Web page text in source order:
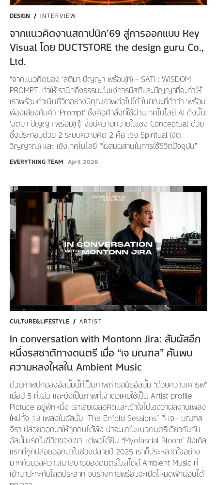
DESIGN / INTERVIEW
จากแนวคิดงานสถาปนิก’69 สู่การออกแบบ Key
Visual โดย DUCTSTORE the design guru Co.,
Ltd.
“จากแนวคิดของ ‘สติมา ปัญญา พร้อม(ท์) – SATI : WISDOM :
PROMPT’ ทำให้เรานึกถึงธรรมะในแง่การมีสติและปัญญาที่จะทำให้
เราพร้อมดำเนินชีวิตอย่างมีคุณภาพต่อไปได้ ในขณะที่คำว่า ‘พร้อม’
พ้องเสียงกับคำ ‘Prompt’ ซึ่งคือคำสั่งที่ใช้ผ่านเทคโนโลยี AI ดังนั้น
‘สติมา ปัญญา พร้อม(ท์)’ จึงมีความหมายในเชิง Conceptual ด้วย
ซึ่งประกอบด้วย 2 ระบบความคิด 2 คือ เชิง Spiritual (จิต
วิญญาณ) และ เชิงเทคโนโลยี ที่ผสมผสานในการใช้ชีวิตปัจจุบัน”
EVERYTHING TEAM April 2026
CULTURE&LIFESTYLE / ARTIST
In conversation with Montonn Jira: สัมผัสอีก
หนึ่งรสชาติทางดนตรี เมื่อ “เจ มณฑล” ค้นพบ
ความหลงใหลใน Ambient Music
ด้วยภาพปกของอัลบั้มนี้ที่เป็นภาพถ่ายสมัยอัลบั้ม “ด้วยความเคารพ”
เมื่อปี 5 ที่แล้ว และยังเป็นภาพที่เจ้าตัวเคยใช้เป็น Artist profile
Pictuce อยู่พักหนึ่ง เราเลยเผลอคิดและเข้าใจไปเองว่าผลงานเพลง
ใหม่ทั้ง 13 เพลงในอัลบั้ม “The Enfold Sessions” ที่ เจ - มณฑล
จิรา ปล่อยออกมาให้ทุกคนได้ฟัง น่าจะมาในแนวดนตรีเดียวกันกับ
อัลบั้มแรกในชีวิตของเขา แต่พอได้ยิน “Myofascial Bloom” ซิงเกิล
แรกที่ถูกปล่อยออกมาในช่วงปลายปี 2025 เราก็ประหลาดใจอย่าง
มากกับมวลความเบาสบายของดนตรีในสไตล์ Ambient Music ที่
เข้ามาปะทะกับโสตประสาท จนร่างกายพร้อมจะเปิดโหมดพักผ่อนได้